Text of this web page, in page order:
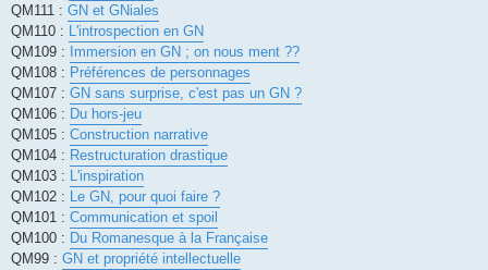
QM111 : GN et GNiales
QM110 : L'introspection en GN
QM109 :
Immersion en GN ; on nous ment ??
QM108 : Préférences de personnages
QM107 : GN sans surprise, c'est pas un GN ?
QM106 : Du hors-jeu
QM105 : Construction narrative
QM104 : Restructuration drastique
QM103 : L'inspiration
QM102 : Le GN, pour quoi faire ?
QM101 : Communication et spoil
QM100 : Du Romanesque à la Française
QM99 : GN et propriété intellectuelle